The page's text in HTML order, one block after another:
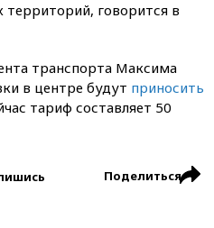
говорится в
транспорта Максима
в центре будут приносить
тариф составляет 50
Поделиться